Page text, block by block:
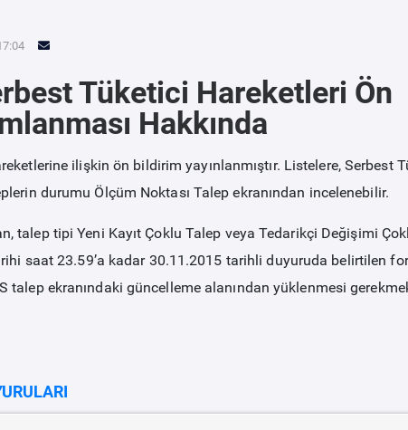
Tüketici Hareketleri Ön
Hakkında
ilişkin ön bildirim yayınlanmıştır. Listelere, Serbest
durumu Ölçüm Noktası Talep ekranından incelenebilir.
talep tipi Yeni Kayıt Çoklu Talep veya Tedarikçi Değişimi
saat 23.59’a kadar 30.11.2015 tarihli duyuruda belirtilen
talep ekranındaki güncelleme alanından yüklenmesi